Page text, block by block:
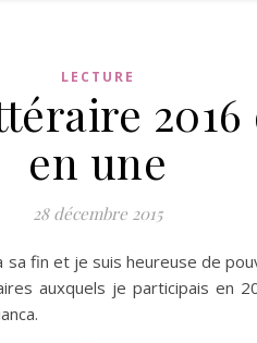
LECTURE
en une
28 décembre 2015
fin et je suis heureuse de
auxquels je participais en